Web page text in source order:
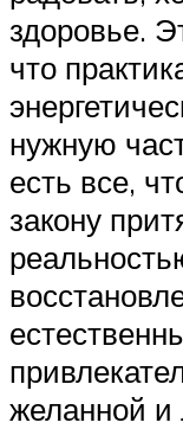
здоровье.
что
нужную
есть все,
закону
желанной